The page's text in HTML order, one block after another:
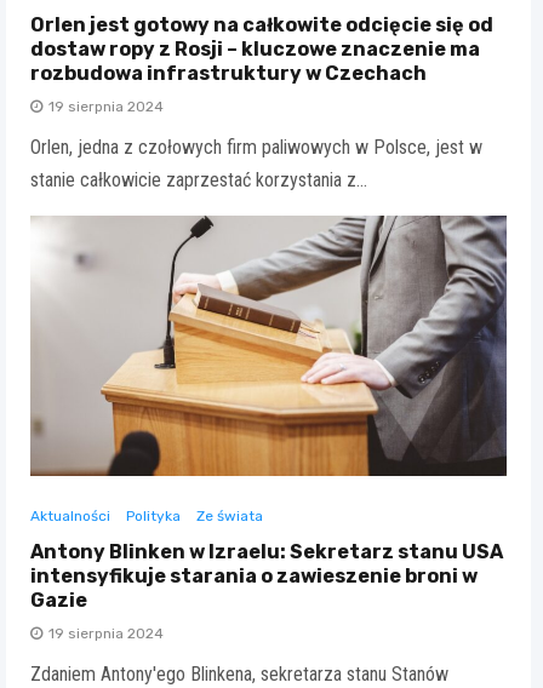
Orlen jest gotowy na całkowite odcięcie się od
dostaw ropy z Rosji – kluczowe znaczenie ma
rozbudowa infrastruktury w Czechach
19 sierpnia 2024
Orlen, jedna z czołowych firm paliwowych w Polsce, jest w
stanie całkowicie zaprzestać korzystania z…
Aktualności Polityka Ze świata
Antony Blinken w Izraelu: Sekretarz stanu USA
intensyfikuje starania o zawieszenie broni w
Gazie
19 sierpnia 2024
Zdaniem Antony'ego Blinkena, sekretarza stanu Stanów